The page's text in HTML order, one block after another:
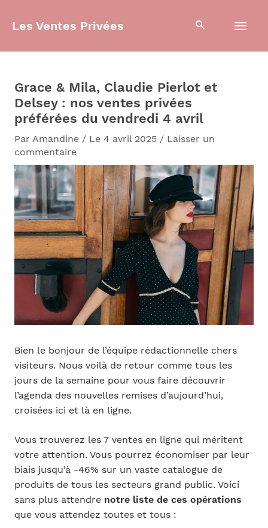
Les Ventes Privées
Grace & Mila, Claudie Pierlot et
Delsey : nos ventes privées
préférées du vendredi 4 avril
Par Amandine / Le 4 avril 2025 / Laisser un
commentaire
Bien le bonjour de l’équipe rédactionnelle chers
visiteurs. Nous voilà de retour comme tous les
jours de la semaine pour vous faire découvrir
l’agenda des nouvelles remises d’aujourd’hui,
croisées ici et là en ligne.
Vous trouverez les 7 ventes en ligne qui méritent
votre attention. Vous pourrez économiser par leur
biais jusqu’à -46% sur un vaste catalogue de
produits de tous les secteurs grand public. Voici
sans plus attendre notre liste de ces opérations
que vous attendez toutes et tous :